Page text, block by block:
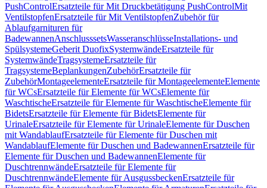
PushControlErsatzteile für Mit Druckbetätigung PushControlMit
VentilstopfenErsatzteile für Mit VentilstopfenZubehör für
Ablaufgarnituren für
BadewannenAnschlusssetsWasseranschlüsseInstallations- und
SpülsystemeGeberit DuofixSystemwändeErsatzteile für
SystemwändeTragsystemeErsatzteile für
TragsystemeBeplankungenZubehörErsatzteile für
ZubehörMontageelementeErsatzteile für MontageelementeElemente
für WCsErsatzteile für Elemente für WCsElemente für
WaschtischeErsatzteile für Elemente für WaschtischeElemente für
BidetsErsatzteile für Elemente für BidetsElemente für
UrinaleErsatzteile für Elemente für UrinaleElemente für Duschen
mit WandablaufErsatzteile für Elemente für Duschen mit
WandablaufElemente für Duschen und BadewannenErsatzteile für
Elemente für Duschen und BadewannenElemente für
DuschtrennwändeErsatzteile für Elemente für
DuschtrennwändeElemente für AusgussbeckenErsatzteile für